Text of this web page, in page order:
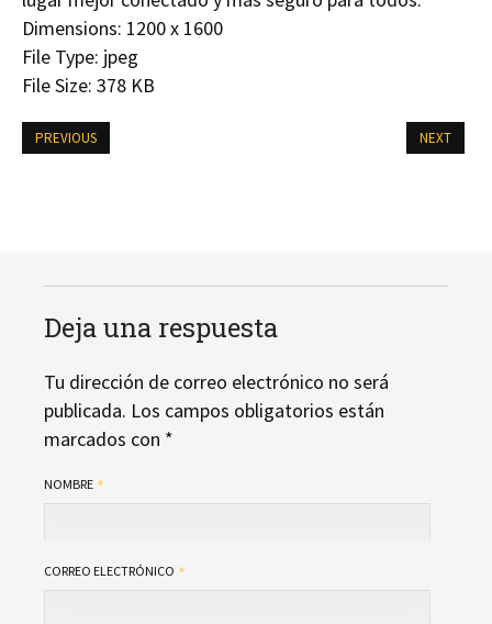
Dimensions: 1200 x 1600
File Type: jpeg
File Size: 378 KB
PREVIOUS NEXT
Deja una respuesta
Tu dirección de correo electrónico no será
publicada. Los campos obligatorios están
marcados con *
NOMBRE
CORREO ELECTRÓNICO